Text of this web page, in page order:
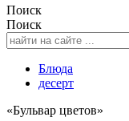
Поиск
Поиск
Блюда
десерт
«Бульвар цветов»